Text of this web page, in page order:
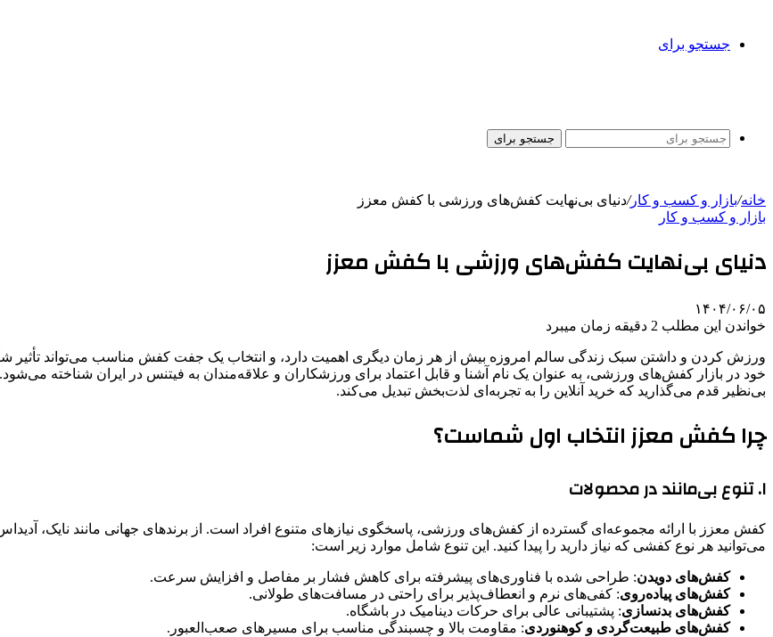
جستجو برای
جستجو برای
خانه/بازار و کسب و کار/دنیای بی‌نهایت کفش‌های ورزشی با کفش معزز
بازار و کسب و کار
دنیای بی‌نهایت کفش‌های ورزشی با کفش معزز
۱۴۰۴/۰۶/۰۵
خواندن این مطلب 2 دقیقه زمان میبرد
ورزش کردن و داشتن سبک زندگی سالم امروزه بیش از هر زمان دیگری اهمیت دارد، و انتخاب یک جفت کفش مناسب می‌تواند تأثیر
خود در بازار کفش‌های ورزشی، به عنوان یک نام آشنا و قابل اعتماد برای ورزشکاران و علاقه‌مندان به فیتنس در ایران شناخته
بی‌نظیر قدم می‌گذارید که خرید آنلاین را به تجربه‌ای لذت‌بخش تبدیل می‌کند.
چرا کفش معزز انتخاب اول شماست؟
۱. تنوع بی‌مانند در محصولات
کفش معزز با ارائه مجموعه‌ای گسترده از کفش‌های ورزشی، پاسخگوی نیازهای متنوع افراد است. از برندهای جهانی مانند نایک،
می‌توانید هر نوع کفشی که نیاز دارید را پیدا کنید. این تنوع شامل موارد زیر است:
کفش‌های دویدن: طراحی شده با فناوری‌های پیشرفته برای کاهش فشار بر مفاصل و افزایش سرعت.
کفش‌های پیاده‌روی: کفی‌های نرم و انعطاف‌پذیر برای راحتی در مسافت‌های طولانی.
کفش‌های بدنسازی: پشتیبانی عالی برای حرکات دینامیک در باشگاه.
کفش‌های طبیعت‌گردی و کوهنوردی: مقاومت بالا و چسبندگی مناسب برای مسیرهای صعب‌العبور.